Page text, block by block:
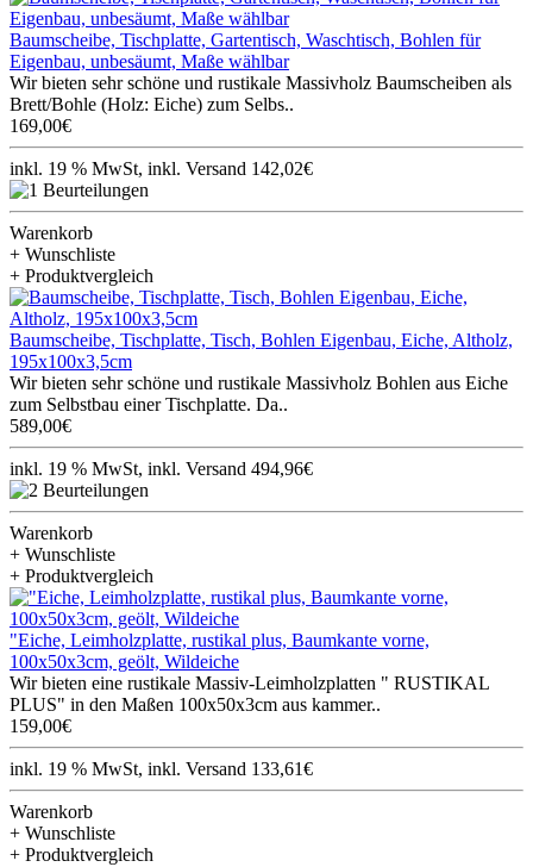
Baumscheibe, Tischplatte, Gartentisch, Waschtisch, Bohlen für
Eigenbau, unbesäumt, Maße wählbar
Wir bieten sehr schöne und rustikale Massivholz Baumscheiben als
Brett/Bohle (Holz: Eiche) zum Selbs..
169,00€
inkl. 19 % MwSt, inkl. Versand 142,02€
Warenkorb
+ Wunschliste
+ Produktvergleich
Baumscheibe, Tischplatte, Tisch, Bohlen Eigenbau, Eiche, Altholz,
195x100x3,5cm
Wir bieten sehr schöne und rustikale Massivholz Bohlen aus Eiche
zum Selbstbau einer Tischplatte. Da..
589,00€
inkl. 19 % MwSt, inkl. Versand 494,96€
Warenkorb
+ Wunschliste
+ Produktvergleich
"Eiche, Leimholzplatte, rustikal plus, Baumkante vorne,
100x50x3cm, geölt, Wildeiche
Wir bieten eine rustikale Massiv-Leimholzplatten " RUSTIKAL
PLUS" in den Maßen 100x50x3cm aus kammer..
159,00€
inkl. 19 % MwSt, inkl. Versand 133,61€
Warenkorb
+ Wunschliste
+ Produktvergleich